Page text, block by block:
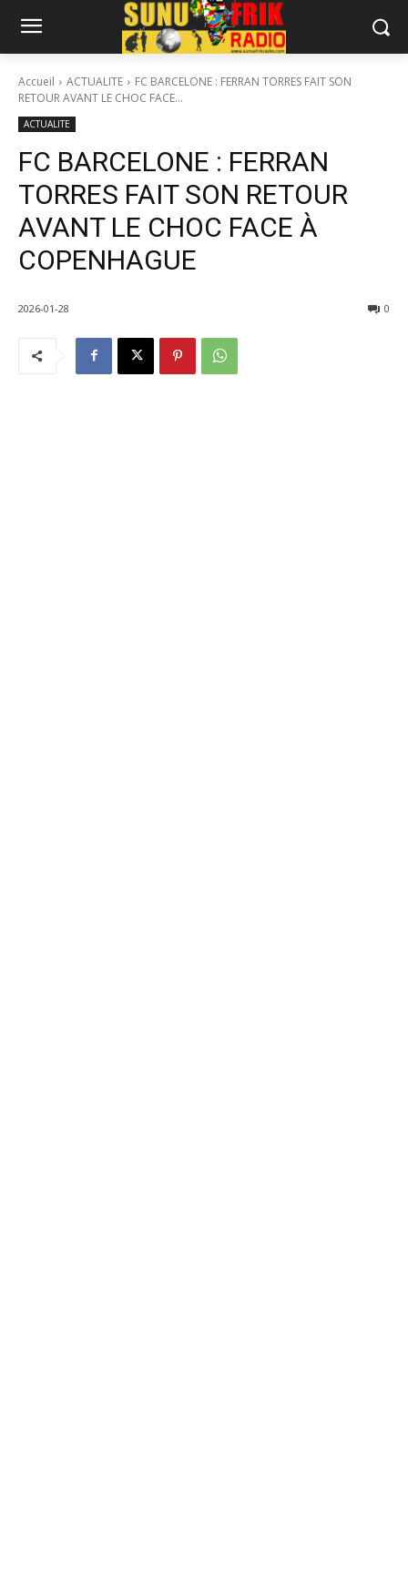
Accueil ACTUALITE
FC BARCELONE : FERRAN TORRES FAIT SON
RETOUR AVANT LE CHOC FACE...
ACTUALITE
FC BARCELONE : FERRAN
TORRES FAIT SON RETOUR
AVANT LE CHOC FACE À
COPENHAGUE
2026-01-28 0